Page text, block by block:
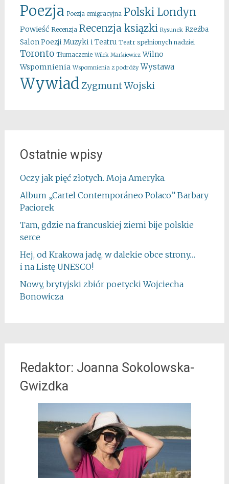
Poezja Poezja emigracyjna Polski Londyn
Powieść Recenzja Recenzja ksiązki Rysunek Rzeźba
Salon Poezji Muzyki i Teatru Teatr spełnionych nadziei
Toronto Tłumaczenie Wilek Markiewicz Wilno
Wspomnienia Wspomnienia z podróży Wystawa
WywiadZygmunt Wojski
Ostatnie wpisy
Oczy jak pięć złotych. Moja Ameryka.
Album „Cartel Contemporáneo Polaco” Barbary
Paciorek
Tam, gdzie na francuskiej ziemi bije polskie
serce
Hej, od Krakowa jadę, w dalekie obce strony…
i na Listę UNESCO!
Nowy, brytyjski zbiór poetycki Wojciecha
Bonowicza
Redaktor: Joanna Sokolowska-
Gwizdka